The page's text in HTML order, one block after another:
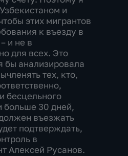
и
этих мигрантов
к въезду в
и не в
для всех. Это
бы анализировала
тех, кто,
бесцельного
больше 30 дней,
въезжать
подтверждать,
в
Алексей Русанов.